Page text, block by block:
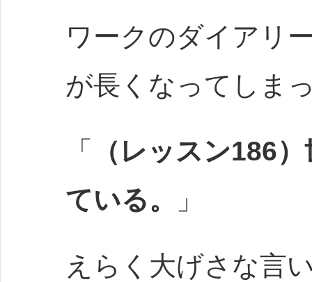
ワークのダイアリ
が長くなってしま
「
（レッスン186
ている。
」
えらく大げさな言